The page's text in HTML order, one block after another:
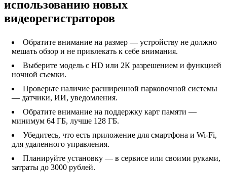
использованию новых
видеорегистраторов
Обратите внимание на размер — устройству не должно
мешать обзор и не привлекать к себе внимания.
Выберите модель с HD или 2К разрешением и функцией
ночной съемки.
Проверьте наличие расширенной парковочной системы
— датчики, ИИ, уведомления.
Обратите внимание на поддержку карт памяти —
минимум 64 ГБ, лучше 128 ГБ.
Убедитесь, что есть приложение для смартфона и Wi-Fi,
для удаленного управления.
Планируйте установку — в сервисе или своими руками,
затраты до 3000 рублей.